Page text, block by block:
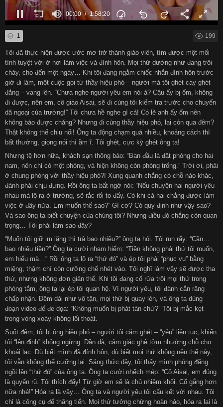
Indonesia Filipino
हिन्दी Español
Italiano Nederlands
Английский
00:00
1:58:20
00:00 1:58:20
1 199
Tôi đã thực hiện được ước mơ trở thành giáo viên, tìm được một mối
tình tuyệt vời ở nơi làm việc và đính hôn. Mọi thứ dường như đang trôi
chảy, cho đến một ngày… Khi tôi đang ngắm chiếc nhẫn đính hôn trước
giờ đi làm, một cuộc gọi từ thầy hiệu phó – người mà tôi ghét cay ghét
đắng – vang lên. “Chưa nghe người yêu em nói à? Cậu ấy bị ốm, không
đi được, nên em, cô giáo Aisai, sẽ đi cùng tôi kiểm tra trước cho chuyến
dã ngoại của trường!” Tôi chưa hề nghe gì cả! Có lẽ anh ấy ốm nên
không báo được chăng? Nhưng đi cùng thầy hiệu phó, lại còn qua đêm?
Thật không thể chịu nổi! Ông ta động chạm quá nhiều, khoảng cách thì
bất thường, giọng nói thì ầm ĩ. Tôi ghét, cực kỳ ghét ông ta!
Nhưng tệ hơn nữa, khách sạn thông báo: “Ban đầu là đặt phòng cho hai
nam, nên chỉ có một phòng, và hiện không còn phòng trống.” Trời ơi, phải
ở chung phòng với thầy hiệu phó?! Xung quanh chẳng có chỗ nào khác,
đành phải chịu đựng. Rồi ông ta bất ngờ nói: “Nếu chuyện hai người yêu
nhau mà lộ ra ở trường, sẽ rắc rối to đấy. Có khi cả hai chẳng được làm
việc ở đây nữa. Em muốn thế sao?” Gì cơ? Có quy định như vậy sao?
Và sao ông ta biết chuyện của chúng tôi? Nhưng điều đó chẳng còn quan
trọng… Tôi phải làm sao đây?
“Muốn tôi giữ im lặng thì trả bao nhiêu?” ông ta hỏi. Tôi run rẩy: “Cần…
bao nhiêu tiền?” Ông ta cười nham hiểm: “Tiền không phải thứ tôi muốn,
em hiểu mà…” Rồi ông ta lộ ra “thứ đó” và ép tôi phải “phục vụ” bằng
miệng, thậm chí còn cưỡng chế nhét vào. Tôi nghĩ làm vậy sẽ được tha
thứ, nhưng không đơn giản thế. Khi tôi đang cố rửa trôi mọi thứ trong
phòng tắm, ông ta lại ép tôi quan hệ. Vì người yêu, tôi đành cắn răng
chấp nhận. Đêm dài như vô tận, mọi thứ bị quay lén, và ông ta dùng
đoạn video để đe dọa: “Không muốn bị phát tán chứ?” Tôi bị mắc kẹt
trong vòng xoáy không lối thoát.
Suốt đêm, tôi bị ông hiệu phó – người tôi căm ghét – “yêu” liên tục, khiến
tôi “lên đỉnh” không ngừng. Dần dà, cảm giác ghê tởm nhường chỗ cho
khoái lạc. Dù biết mình đã đính hôn, dù biết mọi thứ không nên thế này,
tôi vẫn không thể cưỡng lại. Sáng thức dậy, tôi thấy mình phóng đãng
ngồi lên “thứ đó” của ông ta. Ông ta cười nhếch mép: “Cô Aisai, em đúng
là quyến rũ. Tôi thích đấy! Từ giờ em sẽ là chủ nhiệm khối. Cố gắng hơn
nữa nhé!” Hóa ra là vậy… Ông ta và người yêu tôi cấu kết với nhau. Tôi
chỉ là công cụ để thăng tiến. Mọi thứ tưởng chừng hoàn hảo, hóa ra lại là